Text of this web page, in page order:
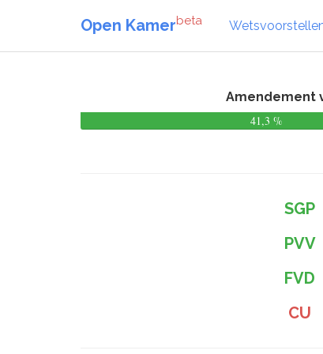
Open Kamerbeta
Amendement
41,3 %
SGP
PVV
FVD
CU